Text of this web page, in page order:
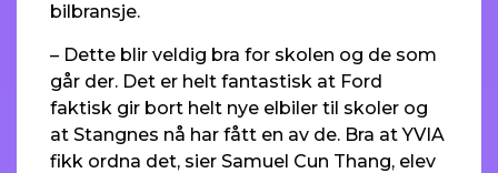
bilbransje.
– Dette blir veldig bra for skolen og de som
går der. Det er helt fantastisk at Ford
faktisk gir bort helt nye elbiler til skoler og
at Stangnes nå har fått en av de. Bra at YVIA
fikk ordna det, sier Samuel Cun Thang, elev